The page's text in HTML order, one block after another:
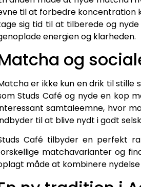
til at forbedre koncentration
sig tid til at tilberede og
energien og klarheden.
og
er ikke kun en drik til
Studs Café og nyde en kop
samtaleemne, hvor
til at blive nydt i godt
Café tilbyder en perfekt
matchavarianter og
måde at kombinere